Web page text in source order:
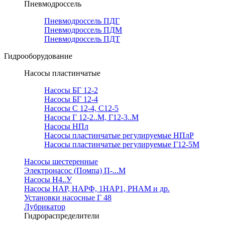
Пневмодроссель
Пневмодроссель ПДГ
Пневмодроссель ПДМ
Пневмодроссель ПДТ
Гидрооборудование
Насосы пластинчатые
Насосы БГ 12-2
Насосы БГ 12-4
Насосы С 12-4, С12-5
Насосы Г 12-2..М, Г12-3..М
Насосы НПл
Насосы пластинчатые регулируемые НПлР
Насосы пластинчатые регулируемые Г12-5М
Насосы шестеренные
Электронасос (Помпа) П-...М
Насосы Н4..У
Насосы НАР, НАРФ, 1НАР1, РНАМ и др.
Установки насосные Г 48
Лубрикатор
Гидрораспределители